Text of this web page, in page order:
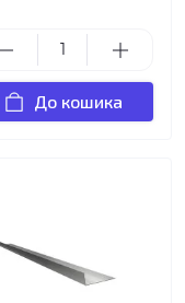
До кошика